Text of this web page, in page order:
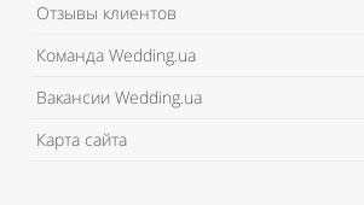
Отзывы клиентов
Команда Wedding.ua
Вакансии Wedding.ua
Карта сайта